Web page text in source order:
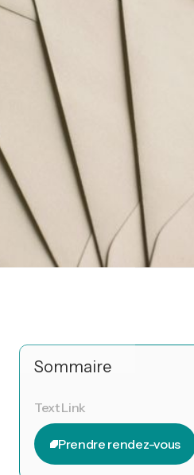
Sommaire
Text Link
Prendre rendez-vous
Prendre rendez-vous